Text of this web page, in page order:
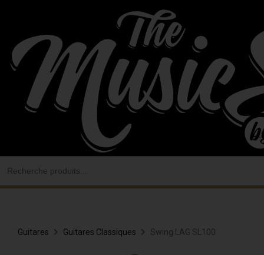
contenu
Guitares Guitares Classiques Swing LAG SL100